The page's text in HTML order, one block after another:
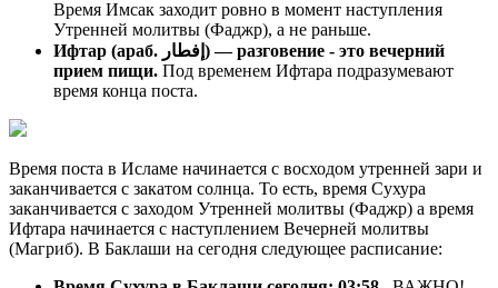
Время Имсак заходит ровно в момент наступления
Утренней молитвы (Фаджр), а не раньше.
Ифтар (араб. إفطار) — разговение - это вечерний
прием пищи. Под временем Ифтара подразумевают
время конца поста.
Время поста в Исламе начинается с восходом утренней зари и
заканчивается с закатом солнца. То есть, время Сухура
заканчивается с заходом Утренней молитвы (Фаджр) а время
Ифтара начинается с наступлением Вечерней молитвы
(Магриб). В Баклаши на сегодня следующее расписание: